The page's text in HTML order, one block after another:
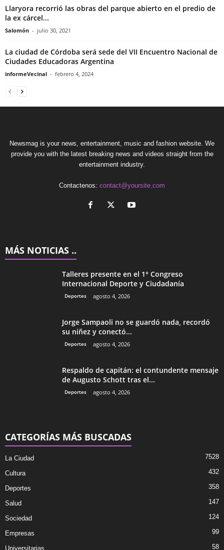
Llaryora recorrió las obras del parque abierto en el predio de
la ex cárcel...
Salomón - julio 30, 2021
La ciudad de Córdoba será sede del VII Encuentro Nacional de
Ciudades Educadoras Argentina
informeVecinal - febrero 4, 2024
Newsmag is your news, entertainment, music and fashion website. We
provide you with the latest breaking news and videos straight from the
entertainment industry.
Contactenos: contact@yoursite.com
MÁS NOTICIAS ..
Talleres presente en el 1° Congreso
Internacional Deporte y Ciudadanía
Deportes agosto 4, 2026
Jorge Sampaoli no se guardó nada, recordó
su niñez y conectó...
Deportes agosto 4, 2026
Respaldo de capitán: el contundente mensaje
de Augusto Schott tras el...
Deportes agosto 4, 2026
CATEGORÍAS MÁS BUSCADAS
La Ciudad 7528
Cultura 432
Deportes 358
Salud 147
Sociedad 124
Empresas 99
Universitarias 58